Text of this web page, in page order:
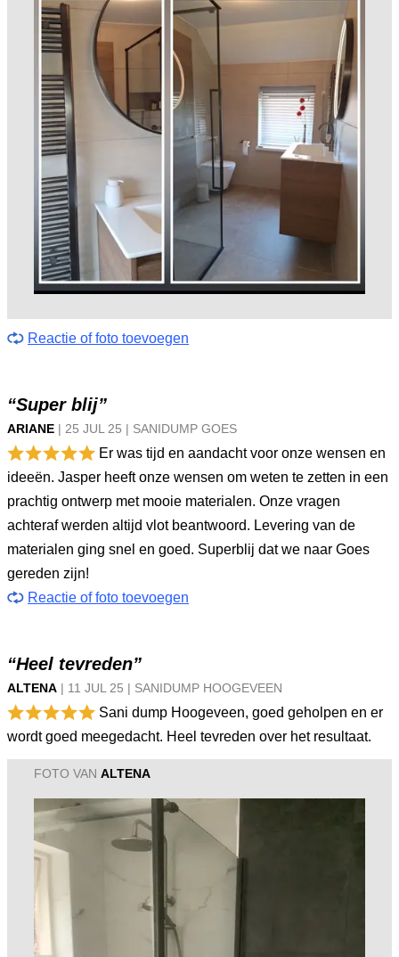
Reactie of foto toevoegen
“Super blij”
ARIANE | 25 JUL 25 | SANIDUMP GOES
Er was tijd en aandacht voor onze wensen en
ideeën. Jasper heeft onze wensen om weten te zetten in een
prachtig ontwerp met mooie materialen. Onze vragen
achteraf werden altijd vlot beantwoord. Levering van de
materialen ging snel en goed. Superblij dat we naar Goes
gereden zijn!
Reactie of foto toevoegen
“Heel tevreden”
ALTENA | 11 JUL 25 | SANIDUMP HOOGEVEEN
Sani dump Hoogeveen, goed geholpen en er
wordt goed meegedacht. Heel tevreden over het resultaat.
FOTO VAN ALTENA